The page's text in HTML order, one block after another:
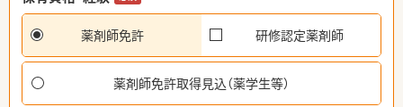
薬剤師免許 研修認定薬剤師
薬剤師免許取得見込（薬学生等）